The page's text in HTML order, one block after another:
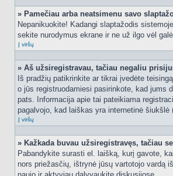
» Pamečiau arba neatsimenu savo
Nepanikuokite! Kadangi slaptažodis
sekite nurodymus ekrane ir ne už ilgo vėl
Į viršų
» Aš užsiregistravau, tačiau negaliu
Iš pradžių patikrinkite ar tikrai įvedėte
o jūs registruodamiesi pasirinkote, kad jums
pats. Informacija apie tai pateikiama
pagalvojo, kad laiškas yra internetinė
Į viršų
» Kažkada buvau užsiregistravęs, tačiau
Pabandykite surasti el. laišką, kurį gavote,
nors priežasčių, ištrynė jūsų vartotojo vardą